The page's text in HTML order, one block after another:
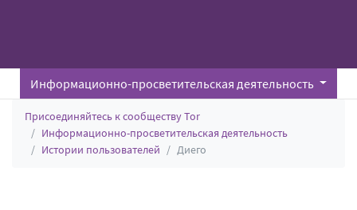
Информационно-просветительская деятельность
Присоединяйтесь к сообществу Tor
Информационно-просветительская деятельность
Истории пользователей
Диего